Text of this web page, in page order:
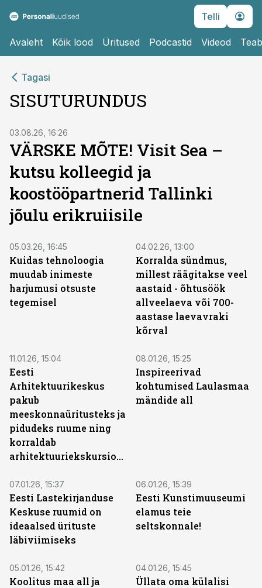
Telli
Avaleht Kõik lood Üritused Podcastid Videod
Tagasi
SISUTURUNDUS
03.08.26, 16:26
VÄRSKE MÕTE! Visit Sea –
kutsu kolleegid ja
koostööpartnerid Tallinki
jõulu erikruiisile
05.03.26, 16:45
Kuidas tehnoloogia
muudab inimeste
harjumusi otsuste
tegemisel
04.02.26, 13:00
Korralda sündmus,
millest räägitakse veel
aastaid - õhtusöök
allveelaeva või 700-
aastase laevavraki
kõrval
11.01.26, 15:04
Eesti
Arhitektuurikeskus
pakub
meeskonnaüritusteks ja
pidudeks ruume ning
korraldab
arhitektuuriekskursioone
08.01.26, 15:25
Inspireerivad
kohtumised Laulasmaa
mändide all
07.01.26, 15:37
Eesti Lastekirjanduse
Keskuse ruumid on
ideaalsed ürituste
läbiviimiseks
06.01.26, 15:39
Eesti Kunstimuuseumi
elamus teie
seltskonnale!
05.01.26, 15:42
Koolitus maa all ja
04.01.26, 15:45
Üllata oma külalisi